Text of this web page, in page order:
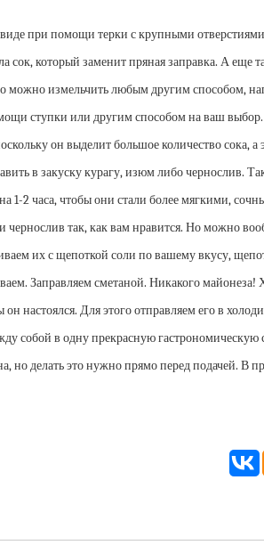
при помощи терки с крупными
сок, который заменит пряная заправка. А еще
можно измельчить любым другим способом,
ступки или другим способом на ваш выбор.
он выделит большое количество сока,
в закуску курагу, изюм либо чернослив.
1-2 часа, чтобы они стали более мягкими,
чернослив так, как вам нравится. Но можно
их с щепоткой соли по вашему вкусу,
Заправляем сметаной. Никакого
настоялся. Для этого отправляем его в
собой в одну прекрасную
делать это нужно прямо перед подачей. В